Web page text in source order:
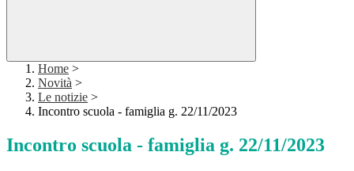
Home >
Novità >
Le notizie >
Incontro scuola - famiglia g. 22/11/2023
Incontro scuola - famiglia g. 22/11/2023